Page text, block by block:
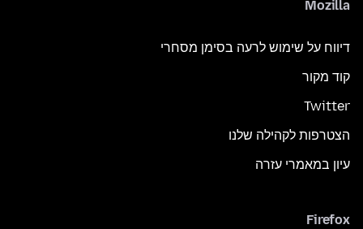
Mozilla
דיווח על שימוש לרעה בסימן מסחרי
קוד מקור
Twitter
הצטרפות לקהילה שלנו
עיון במאמרי עזרה
Firefox